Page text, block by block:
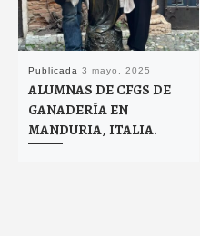
Publicada 3 mayo, 2025
ALUMNAS DE CFGS DE
GANADERÍA EN
MANDURIA, ITALIA.